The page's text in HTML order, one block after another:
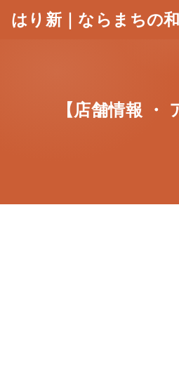
はり新｜ならまちの
【店舗情報 ・